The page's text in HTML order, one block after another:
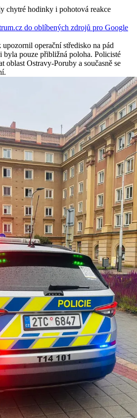
chytré hodinky i pohotová reakce
do oblíbených zdrojů pro Google
operační středisko na pád
byla pouze přibližná poloha. Policisté
oblast Ostravy-Poruby a současně se